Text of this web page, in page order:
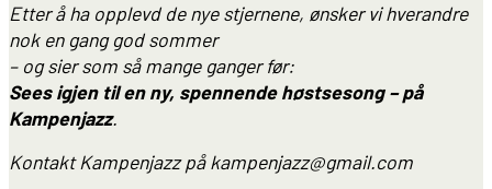
Etter å ha opplevd de nye stjernene, ønsker vi hverandre
nok en gang god sommer
– og sier som så mange ganger før:
Sees igjen til en ny, spennende høstsesong – på
Kampenjazz.
Kontakt Kampenjazz på kampenjazz@gmail.com